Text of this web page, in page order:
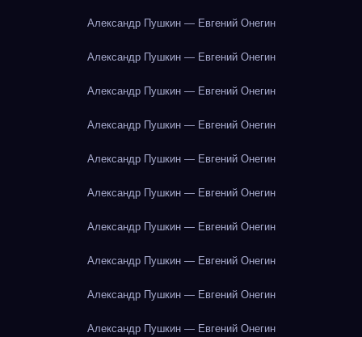
Александр Пушкин — Евгений Онегин
Александр Пушкин — Евгений Онегин
Александр Пушкин — Евгений Онегин
Александр Пушкин — Евгений Онегин
Александр Пушкин — Евгений Онегин
Александр Пушкин — Евгений Онегин
Александр Пушкин — Евгений Онегин
Александр Пушкин — Евгений Онегин
Александр Пушкин — Евгений Онегин
Александр Пушкин — Евгений Онегин